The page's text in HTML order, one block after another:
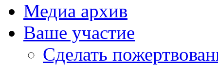
Медиа архив
Ваше участие
Сделать